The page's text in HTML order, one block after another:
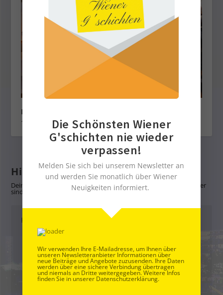
Eine Geburtstagsgitarre für Boris Bukowski
18. Februar 2026
Hinterlasse eine Antwort
Deine E-Mail-Adresse wird nicht veröffentlicht. Erforderliche Felder
sind mit
Die Schönsten Wiener
G'schichten nie wieder
verpassen!
Melden Sie sich bei unserem Newsletter an
und werden Sie monatlich über Wiener
Neuigkeiten informiert.
Wir verwenden Ihre E-Mailadresse, um Ihnen über
unseren Newsletteranbieter Informationen über
neue Beiträge und Angebote zuzusenden. Ihre Daten
werden über eine sichere Verbindung übertragen
und niemals an Dritte weitergegeben. Weitere Infos
finden Sie in unserer Datenschutzerklärung.